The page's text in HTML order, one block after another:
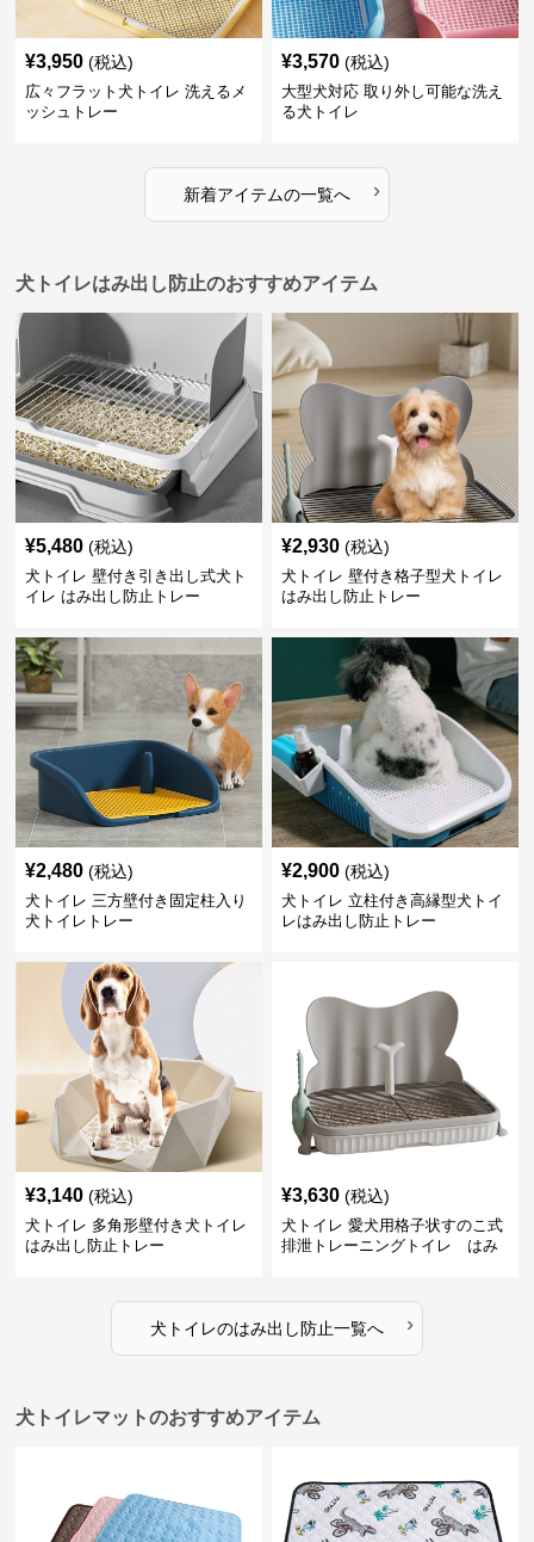
¥3,950 (税込)
広々フラット犬トイレ 洗えるメ
ッシュトレー
¥3,570 (税込)
大型犬対応 取り外し可能な洗え
る犬トイレ
新着アイテムの一覧へ ›
犬トイレはみ出し防止のおすすめアイテム
¥5,480 (税込)
犬トイレ 壁付き引き出し式犬ト
イレ はみ出し防止トレー
¥2,930 (税込)
犬トイレ 壁付き格子型犬トイレ
はみ出し防止トレー
¥2,480 (税込)
犬トイレ 三方壁付き固定柱入り
犬トイレトレー
¥2,900 (税込)
犬トイレ 立柱付き高縁型犬トイ
レはみ出し防止トレー
¥3,140 (税込)
犬トイレ 多角形壁付き犬トイレ
はみ出し防止トレー
¥3,630 (税込)
犬トイレ 愛犬用格子状すのこ式
排泄トレーニングトイレ はみ
犬トイレのはみ出し防止一覧へ ›
犬トイレマットのおすすめアイテム